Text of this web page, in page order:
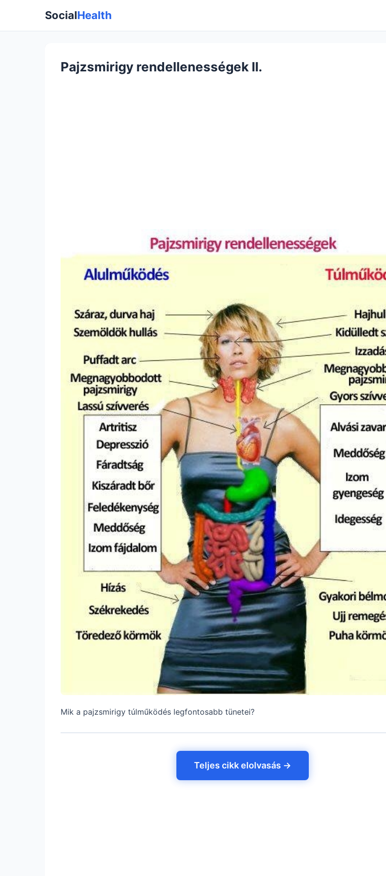
SocialHealth
Pajzsmirigy rendellenességek II.
Mik a pajzsmirigy túlműködés legfontosabb tünetei?
Teljes cikk elolvasás →